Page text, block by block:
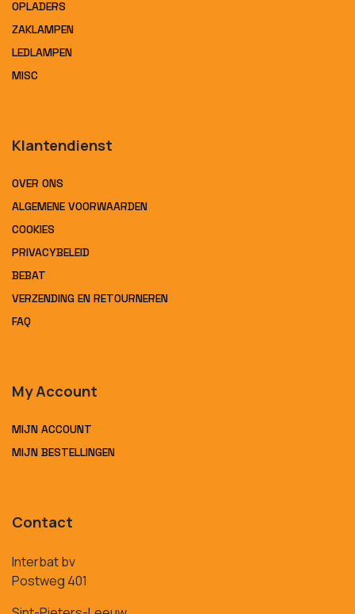
OPLADERS
ZAKLAMPEN
LEDLAMPEN
MISC
Klantendienst
OVER ONS
ALGEMENE VOORWAARDEN
COOKIES
PRIVACYBELEID
BEBAT
VERZENDING EN RETOURNEREN
FAQ
My Account
MIJN ACCOUNT
MIJN BESTELLINGEN
Contact
Interbat bv
Postweg 401